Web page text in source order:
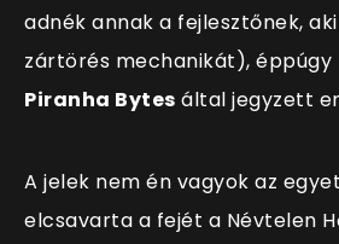
adnék annak a fejlesztőnek,
zártörés mechanikát), éppúgy
Piranha Bytes által jegyzett
A jelek nem én vagyok az
elcsavarta a fejét a Névtelen